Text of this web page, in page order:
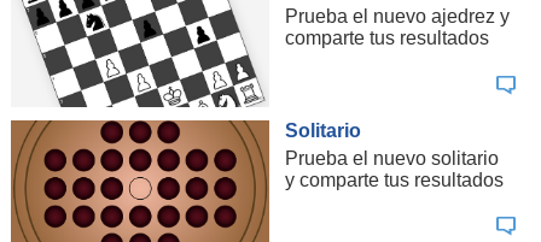
Prueba el nuevo ajedrez y
comparte tus resultados
Solitario
Prueba el nuevo solitario
y comparte tus resultados